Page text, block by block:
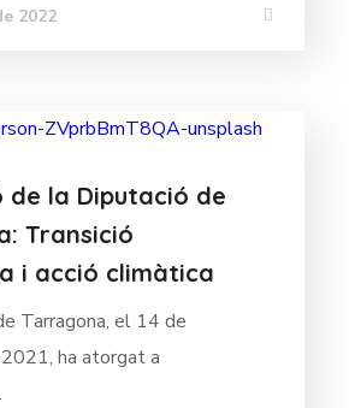
2022
de la Diputació de
Transició
i acció climàtica
Tarragona, el 14 de
ha atorgat a